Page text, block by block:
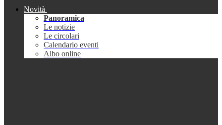
Novità
Panoramica
Le notizie
Le circolari
Calendario eventi
Albo online